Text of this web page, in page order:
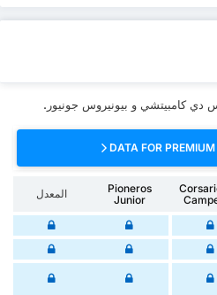
دي كامبيتشي و بيونيروس جونيور.
DATA FOR
Pioneros
Junior
المعدل